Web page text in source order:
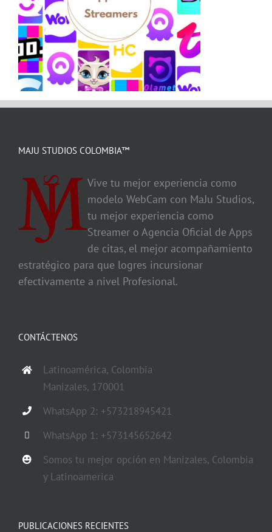
MAJU STUDIOS COLOMBIA™
Vive tu mejor experiencia como
modelo WebCam con MaJu Studios,
tu mejor experiencia como
Streamer o Agencia Oficial de Apps
de citas, el mejor acompañamiento
estratégico para que logres incursionar
efectivamente a nivel Profesional.
CONTÁCTENOS
Latinoamérica, Colombia
Manizales, 170001
WhatsApp 2: +573218945421
WhatsApp 1: +573145652642
Somos tu mejor opción en Manizales, Colombia
y Latinoamerica
PUBLICACIONES RECIENTES